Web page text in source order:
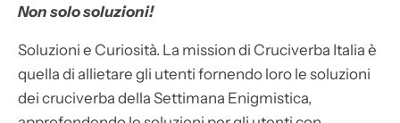
Non solo soluzioni!
Soluzioni e Curiosità. La mission di Cruciverba Italia è
quella di allietare gli utenti fornendo loro le soluzioni
dei cruciverba della Settimana Enigmistica,